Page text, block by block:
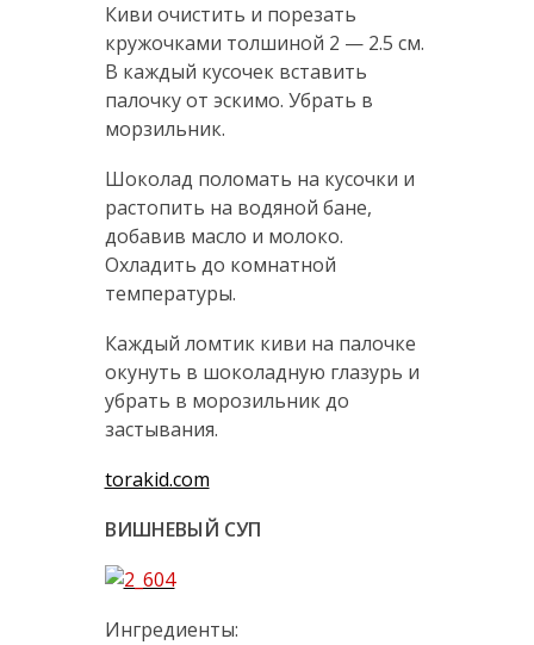
Киви очистить и порезать
кружочками толшиной 2 — 2.5 см.
В каждый кусочек вставить
палочку от эскимо. Убрать в
морзильник.
Шоколад поломать на кусочки и
растопить на водяной бане,
добавив масло и молоко.
Охладить до комнатной
температуры.
Каждый ломтик киви на палочке
окунуть в шоколадную глазурь и
убрать в морозильник до
застывания.
torakid.com
ВИШНЕВЫЙ СУП
Ингредиенты: